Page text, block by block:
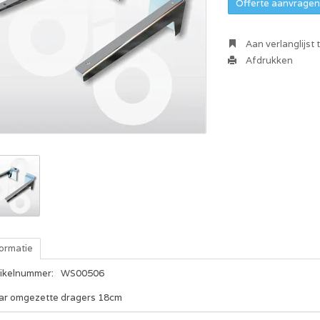
Offerte
Aan verlanglijst
Afdrukken
WS00506
omgezette dragers 18cm